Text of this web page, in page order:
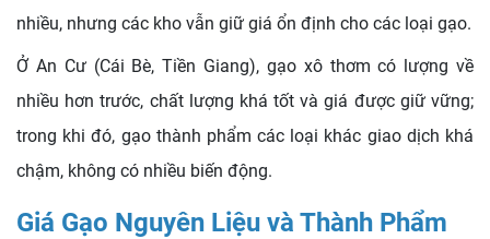
nhiều, nhưng các kho vẫn giữ giá ổn định cho các loại gạo.
Ở An Cư (Cái Bè, Tiền Giang), gạo xô thơm có lượng về
nhiều hơn trước, chất lượng khá tốt và giá được giữ vững;
trong khi đó, gạo thành phẩm các loại khác giao dịch khá
chậm, không có nhiều biến động.
Giá Gạo Nguyên Liệu và Thành Phẩm